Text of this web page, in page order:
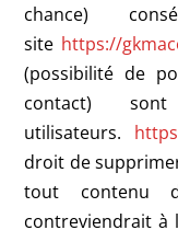
chance)
site https://
(possibilité de
contact)
utilisateurs.
droit de
tout contenu
contreviendrait à